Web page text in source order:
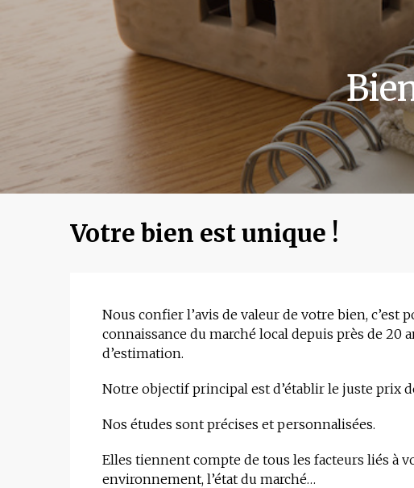
Votre bien est unique !
Nous confier l’avis de valeur de votre bien,
connaissance du marché local depuis près de
d’estimation.
Notre objectif principal est d’établir le juste prix
Nos études sont précises et personnalisées.
Elles tiennent compte de tous les facteurs liés à
environnement, l’état du marché…